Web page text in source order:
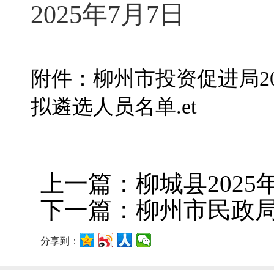
2025年7月 7 日
附件：柳州市投资促进局
拟遴选人员名单.et
上一篇：柳城县
下一篇：柳州市民政
分享到：